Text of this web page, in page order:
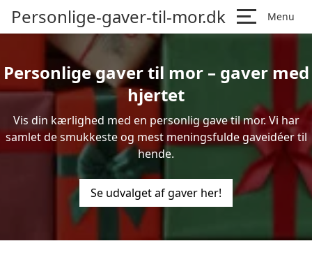
Personlige-gaver-til-mor.dk Menu
Personlige gaver til mor – gaver med
hjertet
Vis din kærlighed med en personlig gave til mor. Vi har
samlet de smukkeste og mest meningsfulde gaveidéer til
hende.
Se udvalget af gaver her!